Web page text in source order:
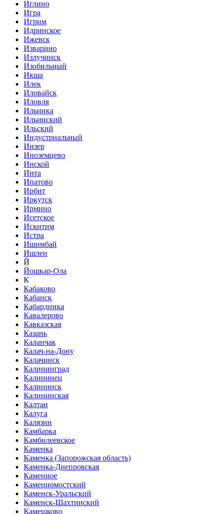
Иглино
Игра
Игрим
Идринское
Ижевск
Изварино
Излучинск
Изобильный
Икша
Илек
Иловайск
Иловля
Ильинка
Ильинский
Ильский
Индустриальный
Инзер
Иноземцево
Инской
Инта
Ипатово
Ирбит
Иркутск
Ирмино
Исетское
Искитим
Истра
Ишимбай
Ишлеи
Й
Йошкар-Ола
К
Кабаково
Кабанск
Кабардинка
Кавалерово
Кавказская
Казань
Каланчак
Калач-на-Дону
Калачинск
Калининград
Калининец
Калининск
Калининская
Калтан
Калуга
Калязин
Камбарка
Камбилеевское
Каменка
Каменка (Запорожская область)
Каменка-Днепровская
Каменное
Каменномостский
Каменск-Уральский
Каменск-Шахтинский
Камешково